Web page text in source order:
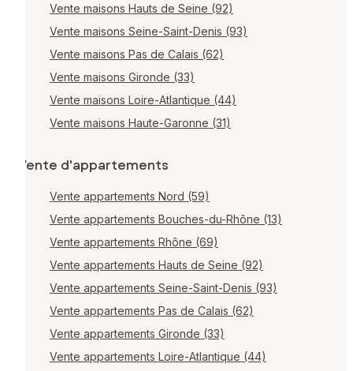
Vente maisons Hauts de Seine (92)
Vente maisons Seine-Saint-Denis (93)
Vente maisons Pas de Calais (62)
Vente maisons Gironde (33)
Vente maisons Loire-Atlantique (44)
Vente maisons Haute-Garonne (31)
Vente d'appartements
Vente appartements Nord (59)
Vente appartements Bouches-du-Rhône (13)
Vente appartements Rhône (69)
Vente appartements Hauts de Seine (92)
Vente appartements Seine-Saint-Denis (93)
Vente appartements Pas de Calais (62)
Vente appartements Gironde (33)
Vente appartements Loire-Atlantique (44)